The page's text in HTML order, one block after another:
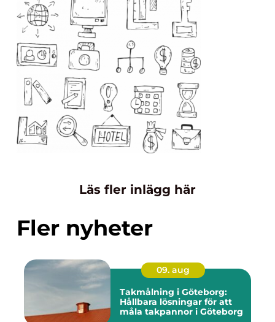
Läs fler inlägg här
Fler nyheter
09. aug
Takmålning i Göteborg:
Hållbara lösningar för att
måla takpannor i Göteborg